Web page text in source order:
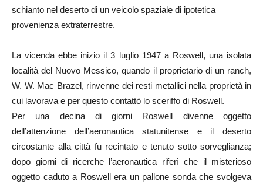
schianto nel deserto di un veicolo spaziale di ipotetica
provenienza extraterrestre.
La vicenda ebbe inizio il 3 luglio 1947 a Roswell, una isolata
località del Nuovo Messico, quando il proprietario di un ranch,
W. W. Mac Brazel, rinvenne dei resti metallici nella proprietà in
cui lavorava e per questo contattò lo sceriffo di Roswell.
Per una decina di giorni Roswell divenne oggetto
dell’attenzione dell’aeronautica statunitense e il deserto
circostante alla città fu recintato e tenuto sotto sorveglianza;
dopo giorni di ricerche l’aeronautica riferì che il misterioso
oggetto caduto a Roswell era un pallone sonda che svolgeva